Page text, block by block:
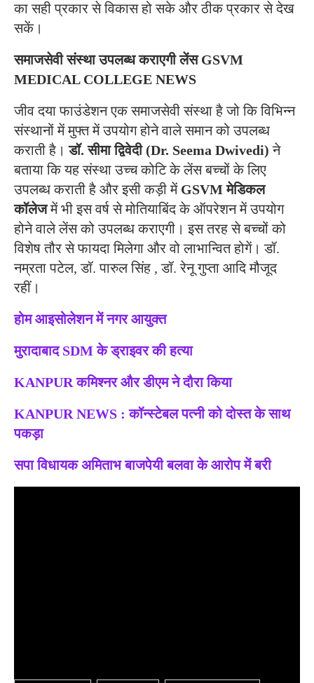
का सही प्रकार से विकास हो सके और ठीक प्रकार से देख
सकें।
समाजसेवी संस्था उपलब्ध कराएगी लेंस GSVM
MEDICAL COLLEGE NEWS
जीव दया फाउंडेशन एक समाजसेवी संस्था है जो कि विभिन्न
संस्थानों में मुफ्त में उपयोग होने वाले समान को उपलब्ध
कराती है। डॉ. सीमा द्विवेदी (Dr. Seema Dwivedi)ने
बताया कि यह संस्था उच्च कोटि के लेंस बच्चों के लिए
उपलब्ध कराती है और इसी कड़ी मेंGSVM मेडिकल
कॉलेजमें भी इस वर्ष से मोतियाबिंद के ऑपरेशन में उपयोग
होने वाले लेंस को उपलब्ध कराएगी। इस तरह से बच्चों को
विशेष तौर से फायदा मिलेगा और वो लाभान्वित होगें। डॉ.
नम्रता पटेल, डॉ. पारुल सिंह , डॉ. रेनू गुप्ता आदि मौजूद
रहीं।
होम आइसोलेशन में नगर आयुक्त
मुरादाबाद SDM के ड्राइवर की हत्या
KANPUR कमिश्नर और डीएम ने दौरा किया
KANPUR NEWS : कॉन्स्टेबल​​​​​​​ पत्नी को दोस्त के साथ
पकड़ा
सपा विधायक अमिताभ बाजपेयी बलवा के आरोप में बरी